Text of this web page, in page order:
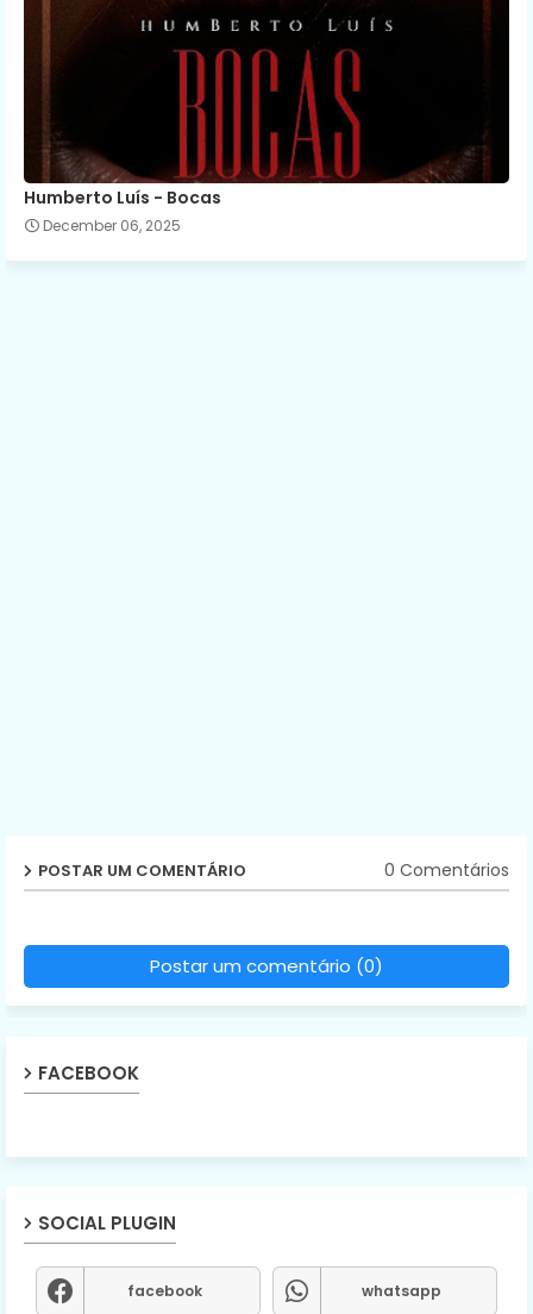
Humberto Luís - Bocas
December 06, 2025
POSTAR UM COMENTÁRIO 0 Comentários
Postar um comentário (0)
FACEBOOK
SOCIAL PLUGIN
facebook whatsapp